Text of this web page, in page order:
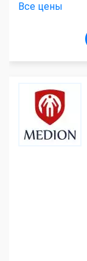
Все цены